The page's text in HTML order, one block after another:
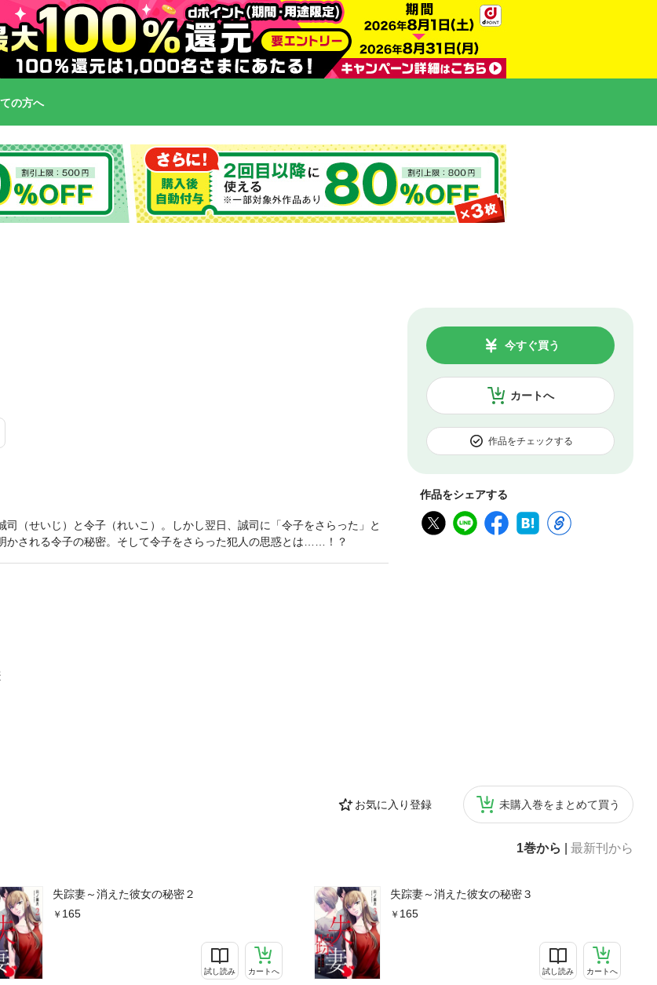
の方へ
カートへ
今すぐ買う
作品をチェックする
作品をシェアする
お気に入り登録 未購入巻をまとめて買う
1巻から 最新刊から
失踪妻～消えた彼女の秘密２
165
試し読み カートへ
失踪妻～消えた彼女の秘密３
165
試し読み カートへ
（せいじ）と令子（れいこ）。しかし翌日、誠司に「令子をさらった」と
かされる令子の秘密。そして令子をさらった犯人の思惑とは……！？